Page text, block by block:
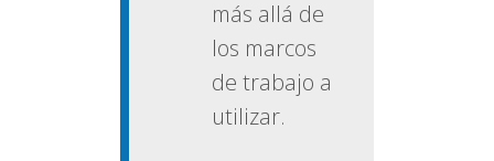
más allá de
los marcos
de trabajo a
utilizar.